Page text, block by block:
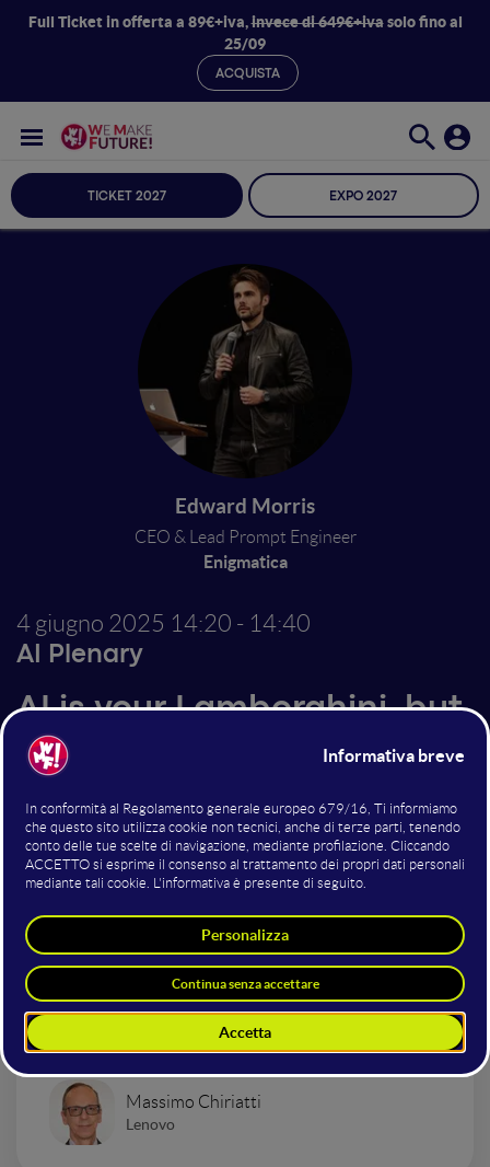
Full Ticket in offerta a 89€+iva,invece di 649€+ivasolo fino al
25/09
ACQUISTA
TICKET 2027 EXPO 2027
Edward Morris
CEO & Lead Prompt Engineer
Enigmatica
4 giugno 2025 14:20 - 14:40
AI Plenary
AI is your Lamborghini, but
you forgot to take driving
lessons
Plenary
Critica della ragione artificiale
Massimo Chiriatti
Lenovo